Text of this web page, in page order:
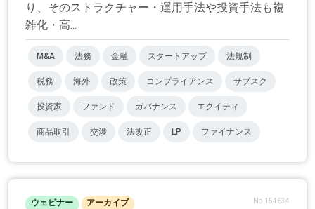
り、そのストラクチャー・運用手法や投資手法も複
雑化・高...
M&A 法務 金融 スタートアップ 法規制
税務 海外 政策 コンプライアンス サブスク
投資家 ファンド ガバナンス エクイティ
商品取引 交渉 法改正 LP ファイナンス
ウェビナー アーカイブ No.154634